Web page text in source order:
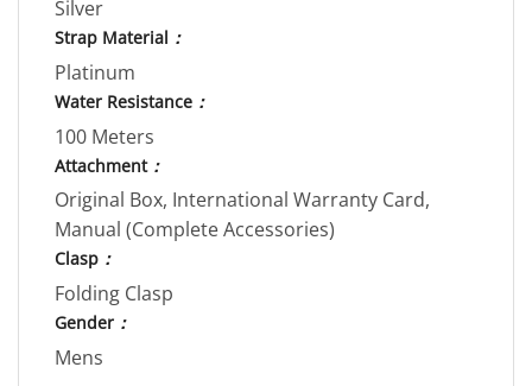
Silver
Strap Material ：
Platinum
Water Resistance ：
100 Meters
Attachment：
Original Box, International Warranty Card,
Manual (Complete Accessories)
Clasp ：
Folding Clasp
Gender ：
Mens